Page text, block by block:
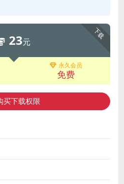
下载
23元
永久会员
免费
买下载权限